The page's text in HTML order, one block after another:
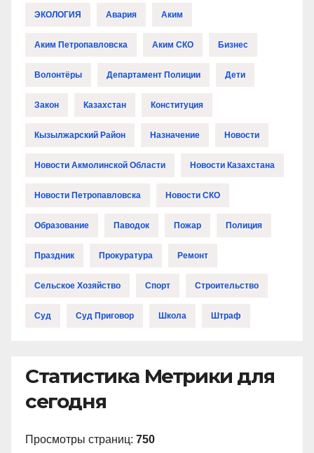
ЭКОЛОГИЯ Авария Аким
Аким Петропавловска Аким СКО Бизнес
Волонтёры Департамент Полиции Дети
Закон Казахстан Конституция
Кызылжарский Район Назначение Новости
Новости Акмолинской Области Новости Казахстана
Новости Петропавловска Новости СКО
Образование Паводок Пожар Полиция
Праздник Прокуратура Ремонт
Сельское Хозяйство Спорт Строительство
Суд Суд Приговор Школа Штраф
Статистика Метрики для
сегодня
Просмотры страниц: 750